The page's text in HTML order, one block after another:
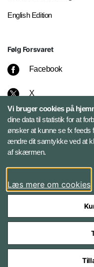
English Edition
Følg Forsvaret
Facebook
X
Instagram
Bluesky
LinkedIn
Styrelser og
Vi bruger cookies på
dine data til statistik for at
ønsker at kunne se fx feeds
ændre dit samtykke ved at
af skærmen.
Læs mere om cookies